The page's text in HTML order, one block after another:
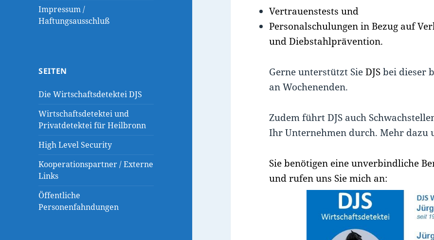
Impressum /
Haftungsausschluß
SEITEN
Die Wirtschaftsdetektei DJS
Wirtschaftsdetektei und
Privatdetektei für Heilbronn
High Level Security
Kooperationspartner / Externe
Links
Öffentliche
Personenfahndungen
Vertrauenstests und
Personalschulungen in Bezug auf
und Diebstahlprävention.
Gerne unterstützt SieDJSbei dieser
an Wochenenden.
Zudem führt DJS auch
Ihr Unternehmen durch. Mehr dazu
Sie benötigen eine unverbindliche
und rufen uns Sie mich an: